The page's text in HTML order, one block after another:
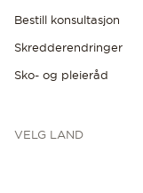
Bestill konsultasjon
Skredderendringer
Sko- og pleieråd
VELG LAND